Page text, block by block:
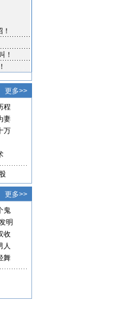
更多>>
程
妻
万
更多>>
鬼
明
收
人
舞